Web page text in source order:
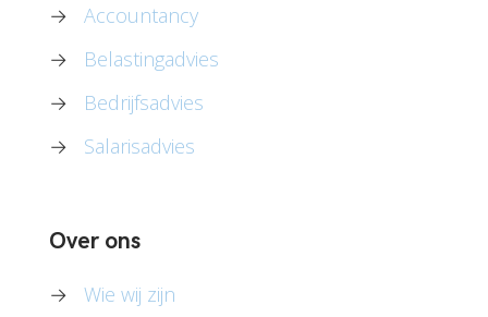
→
Accountancy
→
Belastingadvies
→
Bedrijfsadvies
→
Salarisadvies
Over ons
→
Wie wij zijn